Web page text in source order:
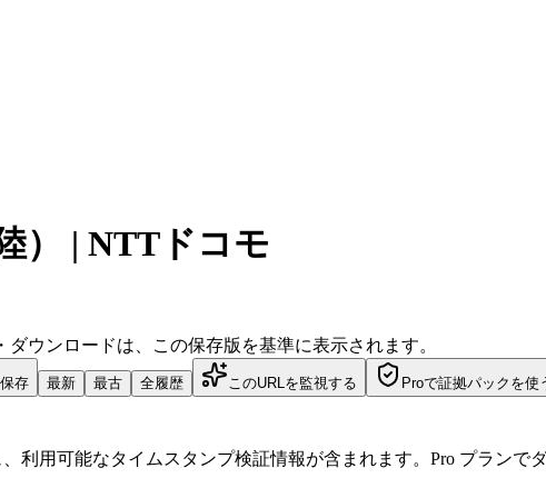
） | NTTドコモ
ダウンロードは、この保存版を基準に表示されます。
存 最新 最古 全履歴 このURLを監視する Proで証拠パックを使
利用可能なタイムスタンプ検証情報が含まれます。Pro プランで